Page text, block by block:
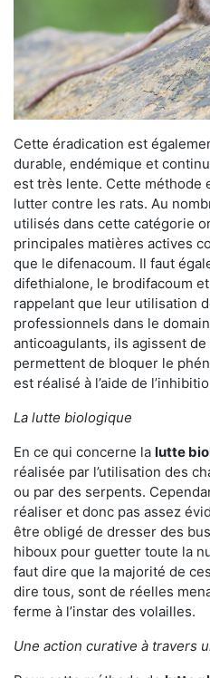
Cette éradication est
durable, endémique et
est très lente. Cette méthode
lutter contre les rats. Au
utilisés dans cette catégorie
principales matières actives
que le difenacoum. Il faut
difethialone, le brodifacoum
rappelant que leur utilisation
professionnels dans le
anticoagulants, ils agissent
permettent de bloquer le
est réalisé à l’aide de
La lutte biologique
En ce qui concerne la lutte
réalisée par l’utilisation des
ou par des serpents.
réaliser et donc pas assez
être obligé de dresser des
hiboux pour guetter toute la
faut dire que la majorité de
dire tous, sont de réelles
ferme à l’instar des volailles.
Une action curative à travers